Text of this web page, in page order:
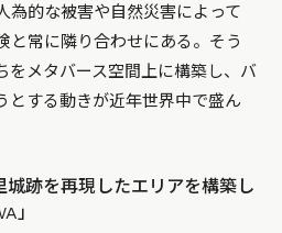
為的な被害や自然災害によって
と常に隣り合わせにある。そう
をメタバース空間上に構築し、バ
とする動きが近年世界中で盛ん
城跡を再現したエリアを構築し
」